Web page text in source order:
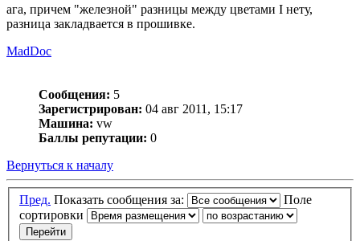
ага, причем "железной" разницы между цветами I нету,
разница закладвается в прошивке.
MadDoc
Сообщения: 5
Зарегистрирован: 04 авг 2011, 15:17
Машина: vw
Баллы репутации: 0
Вернуться к началу
Пред. Показать сообщения за:
Поле
сортировки